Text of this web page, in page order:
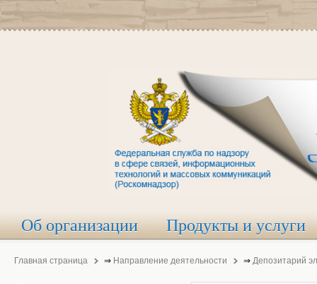
Об организации Продукты и услуги
Главная страница ⇒ Направление деятельности ⇒ Депозитарий